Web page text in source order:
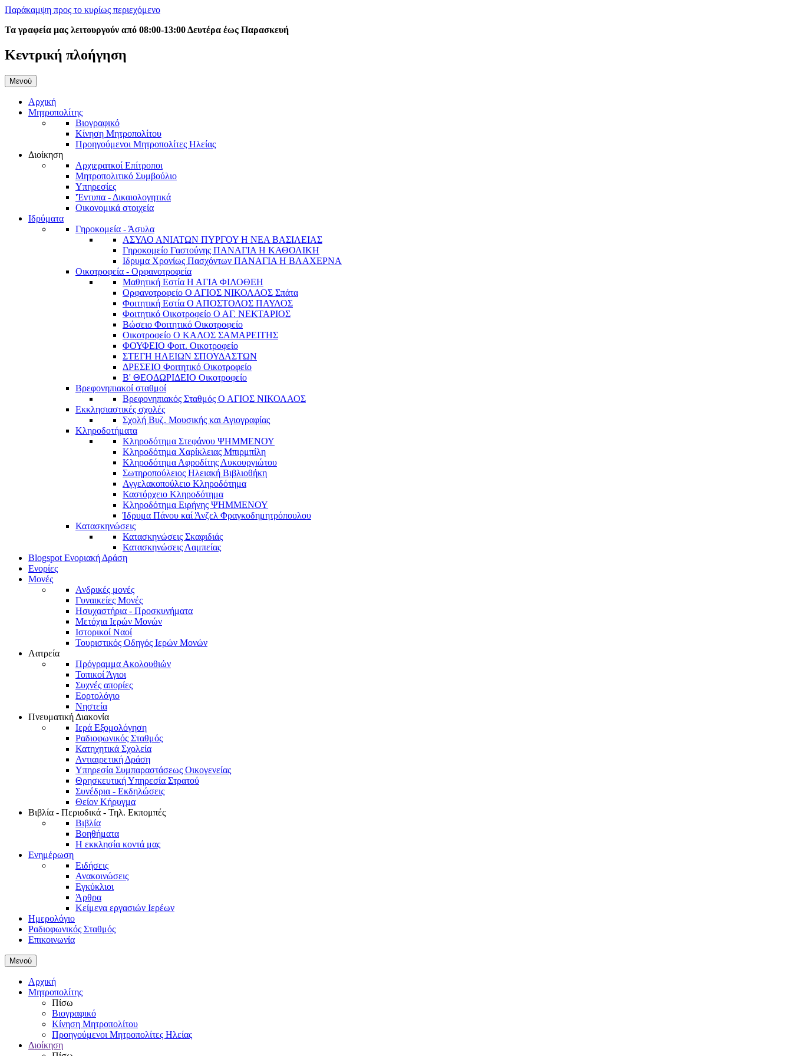
Παράκαμψη προς το κυρίως περιεχόμενο
Τα γραφεία μας λειτουργούν από 08:00-13:00 Δευτέρα έως Παρασκευή
Κεντρική πλοήγηση
Μενού
Αρχική
Μητροπολίτης
Βιογραφικό
Κίνηση Μητροπολίτου
Προηγούμενοι Μητροπολίτες Ηλείας
Διοίκηση
Αρχιερατκοί Επίτροποι
Μητροπολιτικό Συμβούλιο
Υπηρεσίες
'Έντυπα - Δικαιολογητικά
Οικονομικά στοιχεία
Ιδρύματα
Γηροκομεία - Άσυλα
ΑΣΥΛΟ ΑΝΙΑΤΩΝ ΠΥΡΓΟΥ Η ΝΕΑ ΒΑΣΙΛΕΙΑΣ
Γηροκομείο Γαστούνης ΠΑΝΑΓΙΑ Η ΚΑΘΟΛΙΚΗ
Ιδρυμα Χρονίως Πασχόντων ΠΑΝΑΓΙΑ Η ΒΛΑΧΕΡΝΑ
Οικοτροφεία - Ορφανοτροφεία
Μαθητική Εστία Η ΑΓΙΑ ΦΙΛΟΘΕΗ
Ορφανοτροφείο Ο ΑΓΙΟΣ ΝΙΚΟΛΑΟΣ Σπάτα
Φοιτητική Εστία Ο ΑΠΟΣΤΟΛΟΣ ΠΑΥΛΟΣ
Φοιτητικό Οικοτροφείο Ο ΑΓ. ΝΕΚΤΑΡΙΟΣ
Βώσειο Φοιτητικό Οικοτροφείο
Οικοτροφείο Ο ΚΑΛΟΣ ΣΑΜΑΡΕΙΤΗΣ
ΦΟΥΦΕΙΟ Φοιτ. Οικοτροφείο
ΣΤΕΓΗ ΗΛΕΙΩΝ ΣΠΟΥΔΑΣΤΩΝ
ΔΡΕΣΕΙΟ Φοιτητικό Οικοτροφείο
Β' ΘΕΟΔΩΡΙΔΕΙΟ Οικοτροφείο
Βρεφονηπιακοί σταθμοί
Βρεφονηπιακός Σταθμός Ο ΑΓΙΟΣ ΝΙΚΟΛΑΟΣ
Εκκλησιαστικές σχολές
Σχολή Βυζ. Μουσικής και Αγιογραφίας
Κληροδοτήματα
Κληροδότημα Στεφάνου ΨΗΜΜΕΝΟΥ
Κληροδότημα Χαρίκλειας Μπιρμπίλη
Κληροδότημα Αφροδίτης Λυκουργιώτου
Σωτηροπούλειος Ηλειακή Βιβλιοθήκη
Αγγελακοπούλειο Κληροδότημα
Καστόρχειο Κληροδότημα
Κληροδότημα Ειρήνης ΨΗΜΜΕΝΟΥ
Ίδρυμα Πάνου καί Άνζελ Φραγκοδημητρόπουλου
Κατασκηνώσεις
Κατασκηνώσεις Σκαφιδιάς
Κατασκηνώσεις Λαμπείας
Blogspot Ενοριακή Δράση
Ενορίες
Μονές
Ανδρικές μονές
Γυναικείες Μονές
Ησυχαστήρια - Προσκυνήματα
Μετόχια Ιερών Μονών
Ιστορικοί Ναοί
Τουριστικός Οδηγός Ιερών Μονών
Λατρεία
Πρόγραμμα Ακολουθιών
Τοπικοί Άγιοι
Συχνές απορίες
Εορτολόγιο
Νηστεία
Πνευματική Διακονία
Ιερά Εξομολόγηση
Ραδιοφωνικός Σταθμός
Κατηχητικά Σχολεία
Αντιαιρετική Δράση
Υπηρεσία Συμπαραστάσεως Οικογενείας
Θρησκευτική Υπηρεσία Στρατού
Συνέδρια - Εκδηλώσεις
Θείον Κήρυγμα
Βιβλία - Περιοδικά - Τηλ. Εκπομπές
Βιβλία
Βοηθήματα
Η εκκλησία κοντά μας
Ενημέρωση
Ειδήσεις
Ανακοινώσεις
Εγκύκλιοι
Άρθρα
Κείμενα εργασιών Ιερέων
Ημερολόγιο
Ραδιοφωνικός Σταθμός
Επικοινωνία
Μενού
Αρχική
Μητροπολίτης
Πίσω
Βιογραφικό
Κίνηση Μητροπολίτου
Προηγούμενοι Μητροπολίτες Ηλείας
Διοίκηση